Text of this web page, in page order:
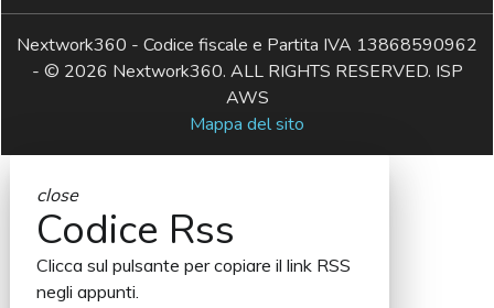
Nextwork360 - Codice fiscale e Partita IVA 13868590962
- © 2026 Nextwork360. ALL RIGHTS RESERVED. ISP
AWS
Mappa del sito
close
Codice Rss
Clicca sul pulsante per copiare il link RSS
negli appunti.